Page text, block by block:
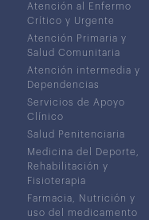
Atención al Enfermo
Crítico y Urgente
Atención Primaria y
Salud Comunitaria
Atención intermedia y
Dependencias
Servicios de Apoyo
Clínico
Salud Penitenciaria
Medicina del Deporte,
Rehabilitación y
Fisioterapia
Farmacia, Nutrición y
uso del medicamento